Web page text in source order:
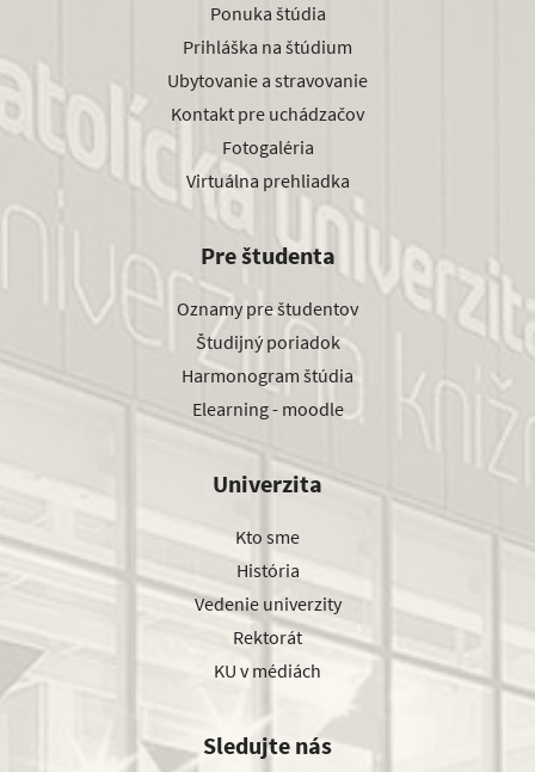
Ponuka štúdia
Prihláška na štúdium
Ubytovanie a stravovanie
Kontakt pre uchádzačov
Fotogaléria
Virtuálna prehliadka
Pre študenta
Oznamy pre študentov
Študijný poriadok
Harmonogram štúdia
Elearning - moodle
Univerzita
Kto sme
História
Vedenie univerzity
Rektorát
KU v médiách
Sledujte nás